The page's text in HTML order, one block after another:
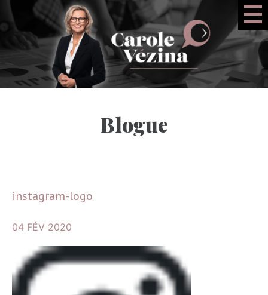
Blogue
instagram-logo
04 FÉV 2020